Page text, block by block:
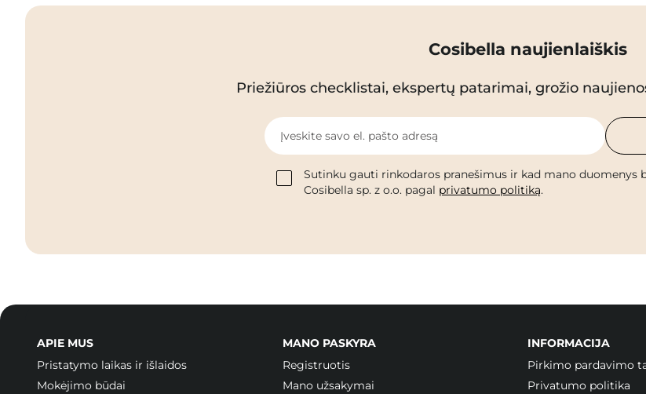
Cosibella naujienlaiškis
Priežiūros checklistai, ekspertų patarimai, grožio
Įveskite savo el. pašto adresą
Sutinku gauti rinkodaros pranešimus ir kad mano duomenys
Cosibella sp. z o.o. pagal privatumo politiką.
APIE MUS
Pristatymo laikas ir išlaidos
Mokėjimo būdai
MANO PASKYRA
Registruotis
Mano užsakymai
INFORMACIJA
Pirkimo pardavimo
Privatumo politika